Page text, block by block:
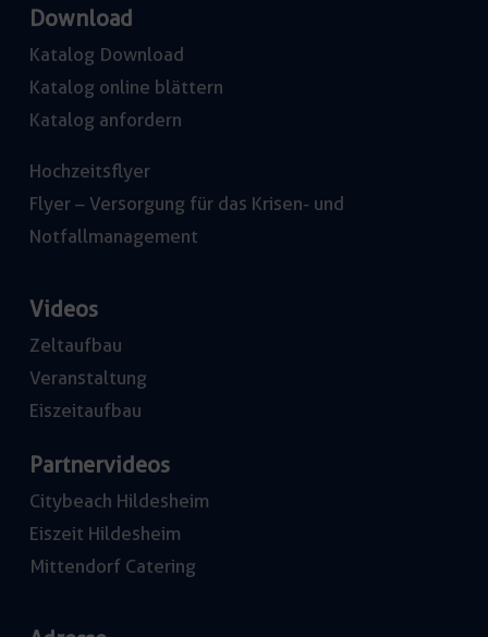
Download
Katalog Download
Katalog online blättern
Katalog anfordern
Hochzeitsflyer
Flyer – Versorgung für das Krisen- und
Notfallmanagement
Videos
Zeltaufbau
Veranstaltung
Eiszeitaufbau
Partnervideos
Citybeach Hildesheim
Eiszeit Hildesheim
Mittendorf Catering